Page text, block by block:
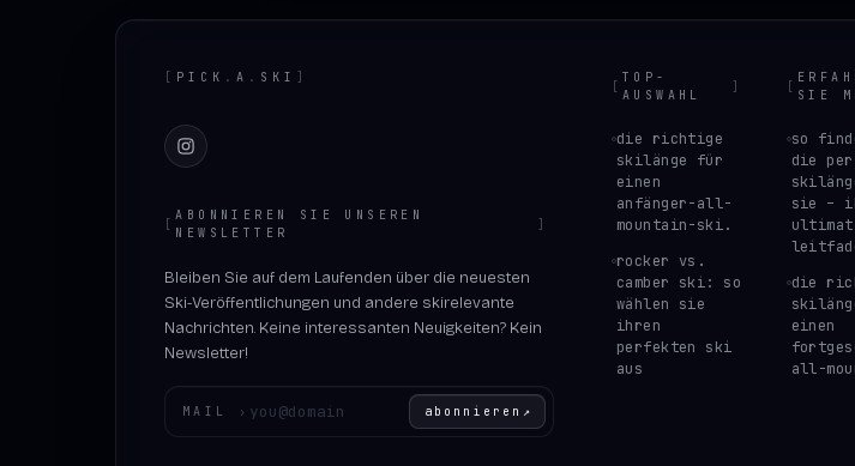
Footer
[ PICK . A . SKI ]
Instagram
[
ABONNIEREN SIE UNSEREN
NEWSLETTER
]
Bleiben Sie auf dem Laufenden über die neuesten
Ski-Veröffentlichungen und andere skirelevante
Nachrichten. Keine interessanten Neuigkeiten? Kein
Newsletter!
Geben Sie Ihre E-Mail-Adresse ein
MAIL › abonnieren ↗
[
TOP-
AUSWAHL
]
die richtige
skilänge für
einen
anfänger-all-
mountain-ski.
rocker vs.
camber ski: so
wählen sie
ihren
perfekten ski
aus
[
SIE
so
die
sie –
die
einen
all-